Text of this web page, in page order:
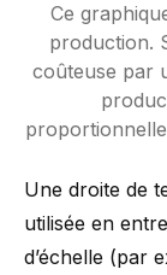
Ce
production.
coûteuse par
Une droite de
utilisée en
d’échelle (par